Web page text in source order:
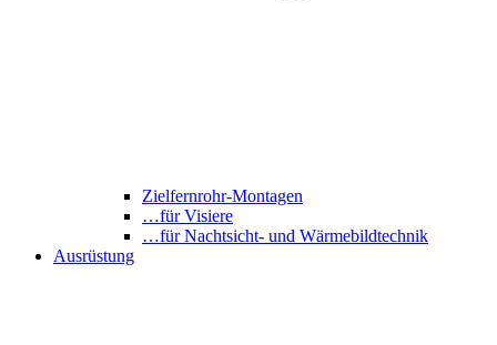
Zielfernrohr-Montagen
…für Visiere
…für Nachtsicht- und Wärmebildtechnik
Ausrüstung